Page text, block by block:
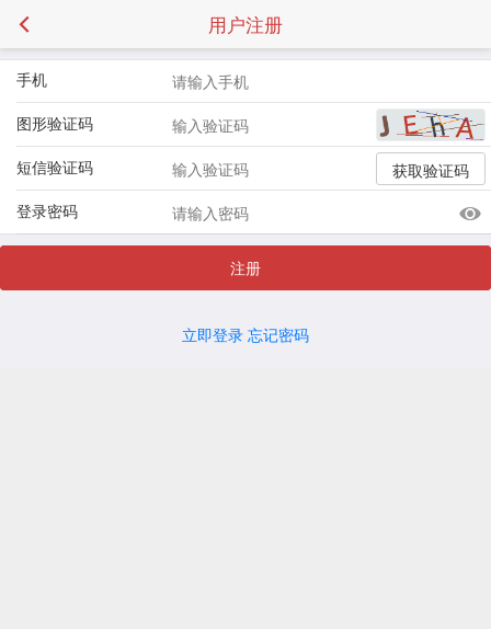
用户注册
手机
图形验证码
获取验证码
短信验证码
登录密码
注册
立即登录 忘记密码